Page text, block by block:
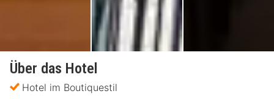
Über das Hotel
Hotel im Boutiquestil